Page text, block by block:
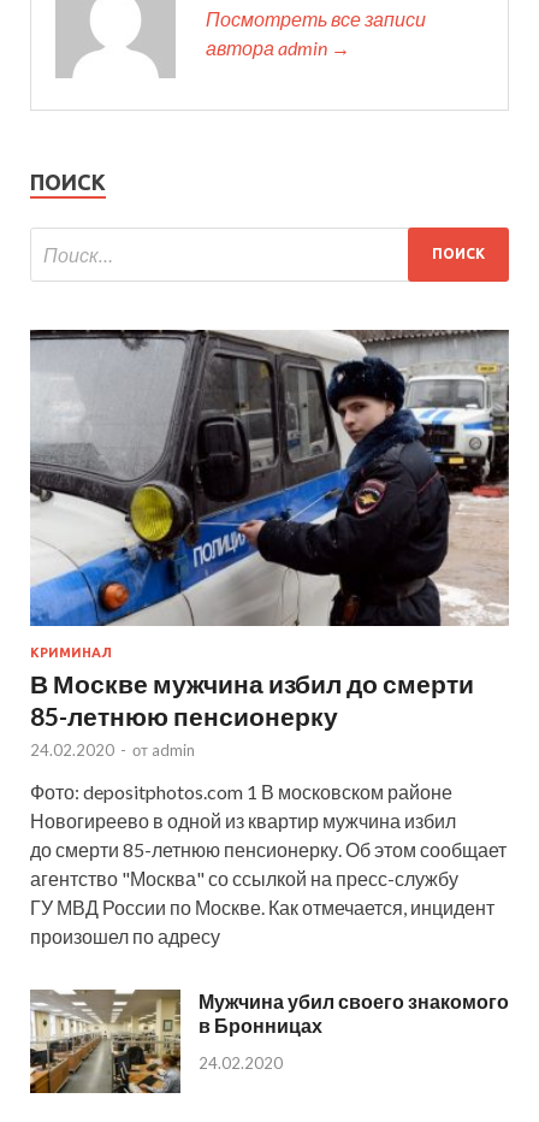
Посмотреть все записи
автора admin →
ПОИСК
КРИМИНАЛ
В Москве мужчина избил до смерти
85-летнюю пенсионерку
24.02.2020 - от admin
Фото: depositphotos.com 1 В московском районе
Новогиреево в одной из квартир мужчина избил
до смерти 85-летнюю пенсионерку. Об этом сообщает
агентство "Москва" со ссылкой на пресс-службу
ГУ МВД России по Москве. Как отмечается, инцидент
произошел по адресу
Мужчина убил своего знакомого
в Бронницах
24.02.2020